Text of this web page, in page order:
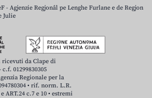
- Agjenzie Regjonâl pe Lenghe Furlane e de Regjon
Julie
da Clape di
01299830305
Regionale per la
• rif. norm. L.R.
ART.24 c.7 e 10 • estremi